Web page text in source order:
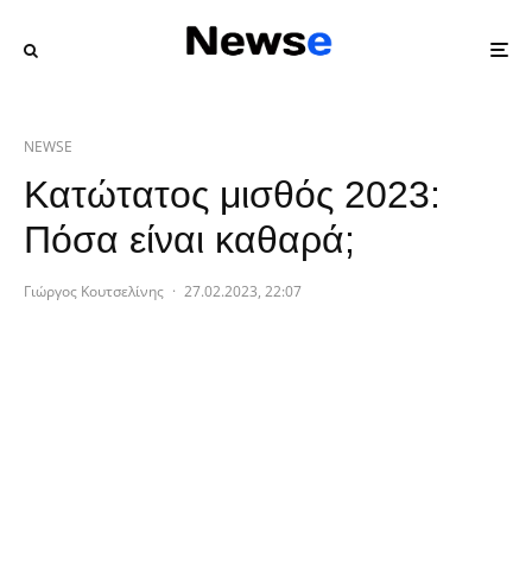
NEWSE
Κατώτατος μισθός 2023:
Πόσα είναι καθαρά;
Γιώργος Κουτσελίνης · 27.02.2023, 22:07